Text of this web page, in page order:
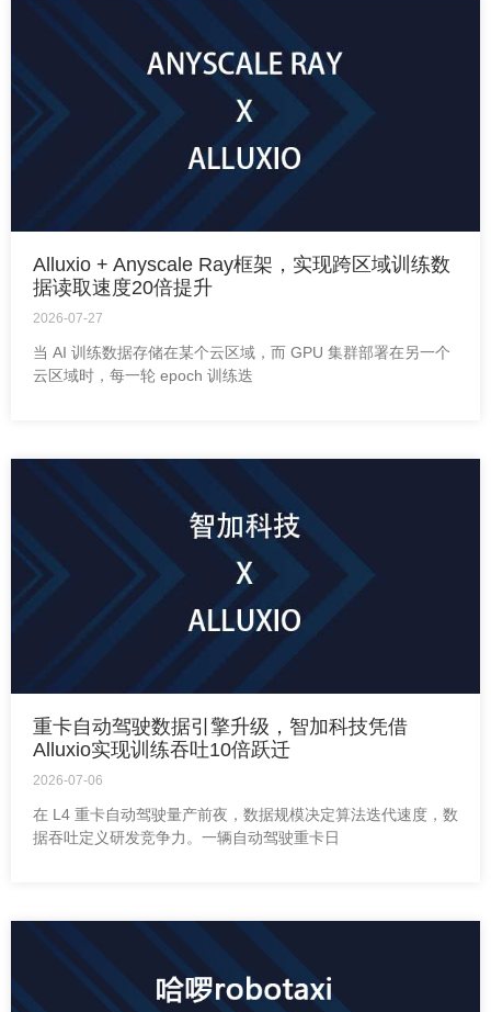
Alluxio + Anyscale Ray框架，实现跨区域训练数
据读取速度20倍提升
2026-07-27
当 AI 训练数据存储在某个云区域，而 GPU 集群部署在另一个
云区域时，每一轮 epoch 训练迭
重卡自动驾驶数据引擎升级，智加科技凭借
Alluxio实现训练吞吐10倍跃迁
2026-07-06
在 L4 重卡自动驾驶量产前夜，数据规模决定算法迭代速度，数
据吞吐定义研发竞争力。一辆自动驾驶重卡日